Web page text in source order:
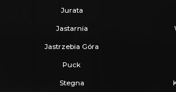
Jurata
Jastarnia
Jastrzebia Góra
Puck
Stegna